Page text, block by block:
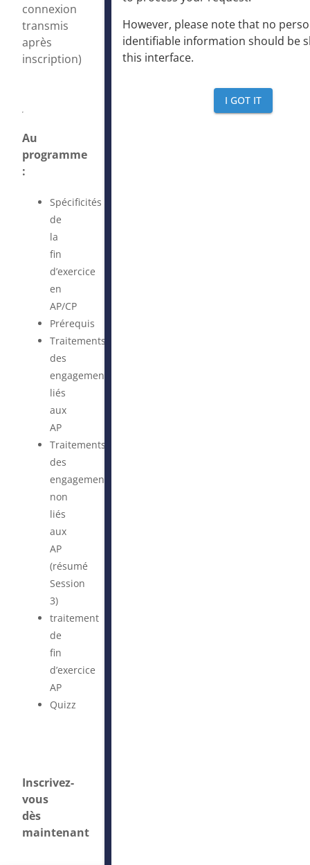
connexion
transmis
après
inscription)
Au
programme
:
Spécificités
de
la
fin
d’exercice
en
AP/CP
Prérequis
Traitements
des
engagements
liés
aux
AP
Traitements
des
engagements
non
liés
aux
AP
(résumé
Session
3)
traitement
de
fin
d’exercice
AP
Quizz
Inscrivez-
vous
dès
maintenant
However, please note that no
identifiable information should be
this interface.
I GOT IT